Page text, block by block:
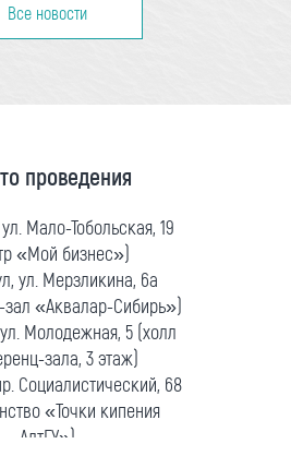
Все новости
проведения
Мало-Тобольская, 19
«Мой бизнес»)
ул. Мерзликина, 6а
«Аквалар-Сибирь»)
Молодежная, 5 (холл
зала, 3 этаж)
Социалистический, 68
«Точки кипения
АлтГУ»)